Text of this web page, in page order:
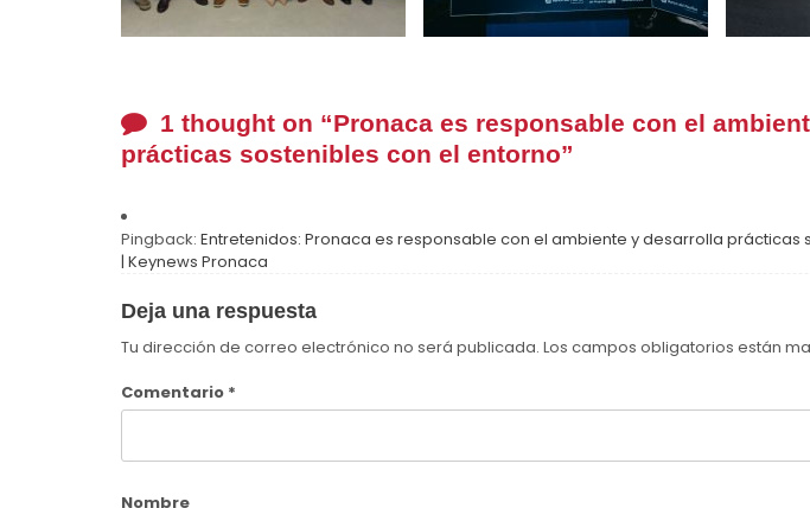
1 thought on “Pronaca es responsable con el
prácticas sostenibles con el entorno”
Pingback: Entretenidos: Pronaca es responsable con el ambiente y desarrolla prácticas
| Keynews Pronaca
Deja una respuesta
Tu dirección de correo electrónico no será publicada. Los campos obligatorios están
Comentario *
Nombre